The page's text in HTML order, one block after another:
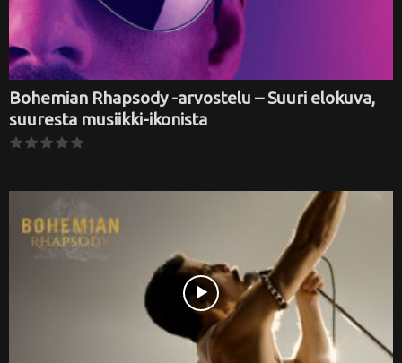
Bohemian Rhapsody -arvostelu – Suuri elokuva,
suuresta musiikki-ikonista